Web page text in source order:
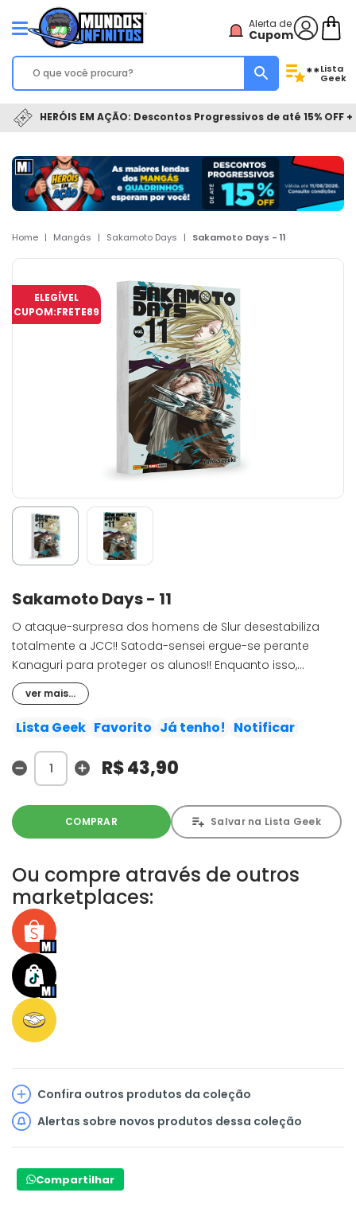
Alerta de
Cupom
**Lista
Geek
HERÓIS EM AÇÃO: Descontos Progressivos de até 15% OFF
Home | Mangás | Sakamoto Days | Sakamoto Days - 11
ELEGÍVEL
CUPOM:FRETE89
Sakamoto Days - 11
O ataque-surpresa dos homens de Slur desestabiliza
totalmente a JCC!! Satoda-sensei ergue-se perante
Kanaguri para proteger os alunos!! Enquanto isso,
Sakamoto e Shin correm para garantir a segurança do
avô de Amane, o "Banco de Dados". Mas a hipnose de
Gulab Jamn deixa a situação ainda mais caótica...!!
ver mais...
Lista Geek Favorito Já tenho! Notificar
R$ 43,90
COMPRAR Salvar na Lista Geek
Ou compre através de outros
marketplaces:
Confira outros produtos da coleção
Alertas sobre novos produtos dessa coleção
Compartilhar